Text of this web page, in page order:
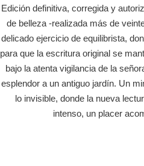
Edición definitiva, corregida y
de belleza -realizada más de
delicado ejercicio de equilibrista,
para que la escritura original se
bajo la atenta vigilancia de la
esplendor a un antiguo jardín. Un
lo invisible, donde la nueva
intenso, un placer